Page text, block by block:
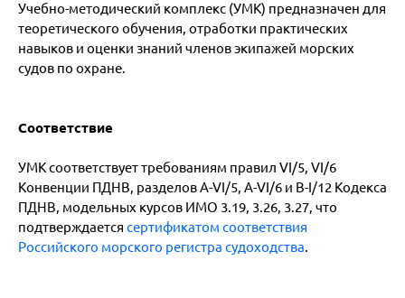
Учебно-методический комплекс (УМК) предназначен для
теоретического обучения, отработки практических
навыков и оценки знаний членов экипажей морских
судов по охране.
Соответствие
УМК соответствует требованиям правил VI/5, VI/6
Конвенции ПДНВ, разделов A-VI/5, A-VI/6 и B-I/12 Кодекса
ПДНВ, модельных курсов ИМО 3.19, 3.26, 3.27, что
подтверждается сертификатом соответствия
Российского морского регистра судоходства.